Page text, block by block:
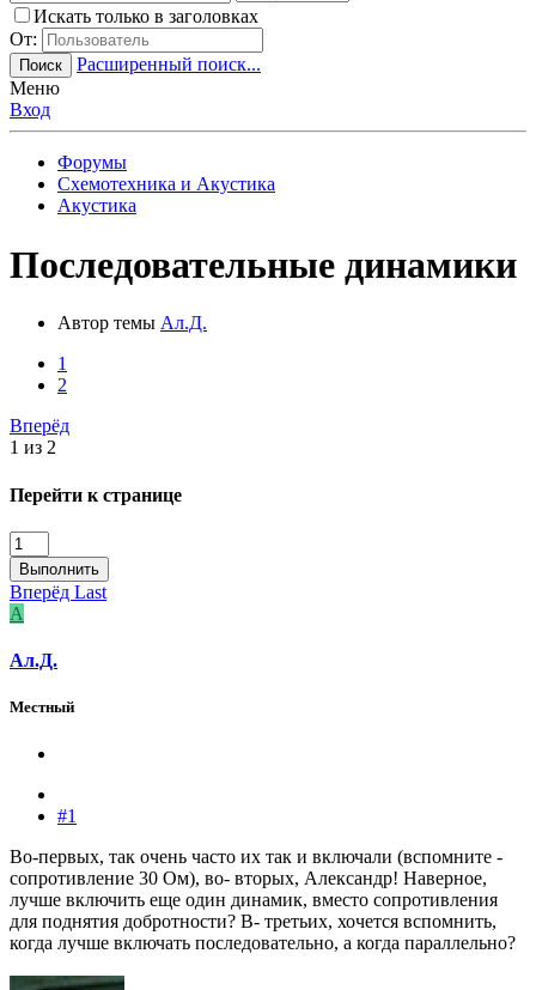
Искать только в заголовках
От:
Поиск
Расширенный поиск...
Меню
Вход
Форумы
Схемотехника и Акустика
Акустика
Последовательные динамики
Автор темы Ал.Д.
1
2
Вперёд
1 из 2
Перейти к странице
Выполнить
Вперёд Last
А
Ал.Д.
Местный
#1
Во-первых, так очень часто их так и включали (вспомните -
сопротивление 30 Ом), во- вторых, Александр! Наверное,
лучше включить еще один динамик, вместо сопротивления
для поднятия добротности? В- третьих, хочется вспомнить,
когда лучше включать последовательно, а когда параллельно?